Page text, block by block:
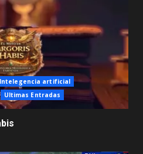
Intelegencia artificial
Ultimas Entradas